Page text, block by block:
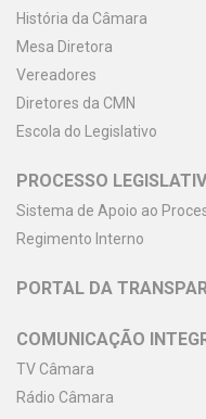
História da Câmara
Mesa Diretora
Vereadores
Diretores da CMN
Escola do Legislativo
PROCESSO
Sistema de Apoio ao
Regimento Interno
PORTAL DA
COMUNICAÇÃO
TV Câmara
Rádio Câmara